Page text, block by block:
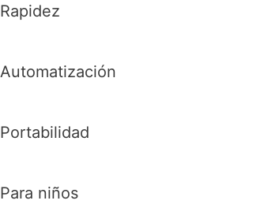
Rapidez
Automatización
Portabilidad
Para niños